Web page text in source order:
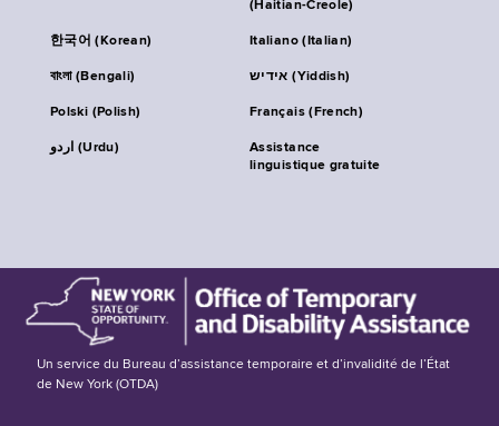
(Haitian-Creole)
한국어 (Korean) Italiano (Italian)
বাংলা (Bengali) אידיש (Yiddish)
Polski (Polish) Français (French)
اردو (Urdu)
Assistance
linguistique gratuite
Un service du Bureau d’assistance temporaire et d’invalidité de l’État
de New York (OTDA)